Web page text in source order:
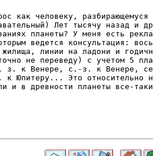
как человеку,
Лет тысячу назад и
планеты? У меня есть
ведется консультация:
линии на ладони и
не переведу) с учетом 5
з. к Венере, с.-з. к Венере,
Юпитеру... Это относительно
и в древности планеты все-